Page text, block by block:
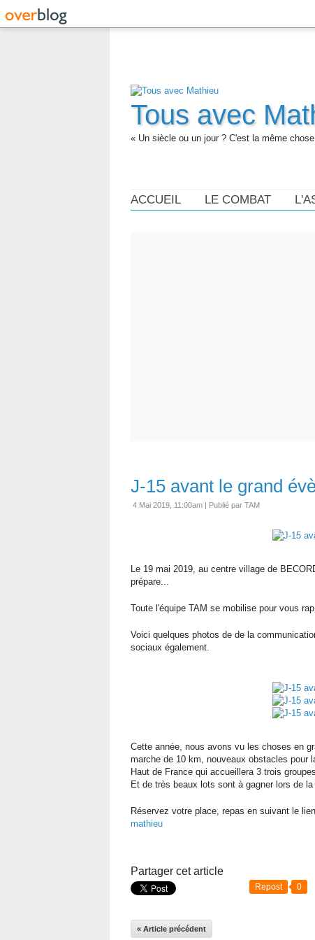
Tous avec
« Un siècle ou un jour ? C'est la même
ACCUEIL LE COMBAT
J-15 avant le grand
4 Mai 2019, 11:00am | Publié par TAM
Le 19 mai 2019, au centre village de
prépare...
Toute l'équipe TAM se mobilise pour vous
Voici quelques photos de de la
sociaux également.
Cette année, nous avons vu les choses en
marche de 10 km, nouveaux obstacles pour
Haut de France qui accueillera 3 trois
Et de très beaux lots sont à gagner lors de
Réservez votre place, repas en suivant le lien
mathieu
Partager cet article
Repost 0
« Article précédent